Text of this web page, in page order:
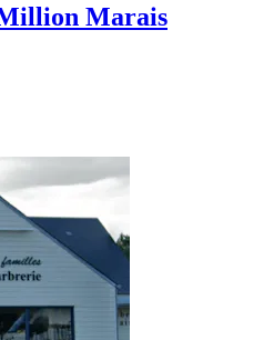
Marais